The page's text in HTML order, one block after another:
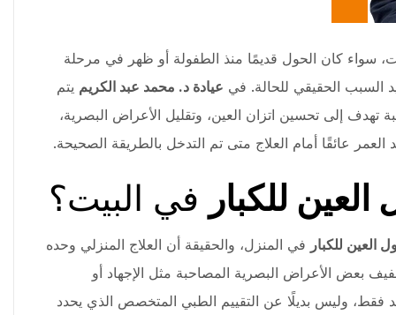
سواء كان الحول قديمًا منذ الطفولة أو ظهر في مرحلة
السبب الحقيقي للحالة. في عيادة د. محمد عبد الكريم يتم
إلى تحسين اتزان العين، وتقليل الأعراض البصرية،
العمر عائقًا أمام العلاج متى تم التدخل بالطريقة الصحيحة.
للكبار في البيت؟
العين للكبار في المنزل، والحقيقة أن العلاج المنزلي وحده
بعض الأعراض البصرية المصاحبة مثل الإجهاد أو
فقط، وليس بديلًا عن التقييم الطبي المتخصص الذي يحدد